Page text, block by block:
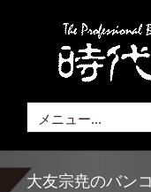
メニュー...
大友宗尭のバン